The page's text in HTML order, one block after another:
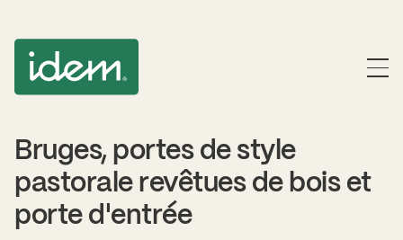
Bruges, portes de style
pastorale revêtues de bois et
porte d'entrée